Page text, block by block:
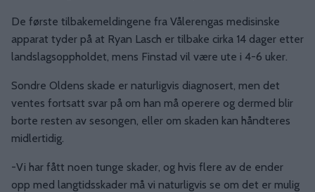
De første tilbakemeldingene fra Vålerengas medisinske
apparat tyder på at Ryan Lasch er tilbake cirka 14 dager etter
landslagsoppholdet, mens Finstad vil være ute i 4-6 uker.
Sondre Oldens skade er naturligvis diagnosert, men det
ventes fortsatt svar på om han må operere og dermed blir
borte resten av sesongen, eller om skaden kan håndteres
midlertidig.
-Vi har fått noen tunge skader, og hvis flere av de ender
opp med langtidsskader må vi naturligvis se om det er mulig